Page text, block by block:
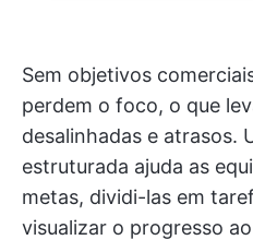
Sem objetivos
perdem o foco, o que
desalinhadas e atrasos.
estruturada ajuda as
metas, dividi-las em
visualizar o progresso